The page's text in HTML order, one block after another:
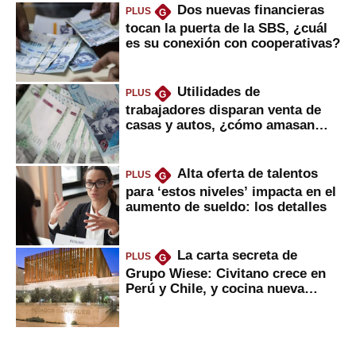
PLUS G
Dos nuevas financieras
tocan la puerta de la SBS, ¿cuál
es su conexión con cooperativas?
PLUS G
Utilidades de
trabajadores disparan venta de
casas y autos, ¿cómo amasan
PLUS G
Alta oferta de talentos
para ‘estos niveles’ impacta en el
aumento de sueldo: los detalles
PLUS G
La carta secreta de
Grupo Wiese: Civitano crece en
Perú y Chile, y cocina nueva